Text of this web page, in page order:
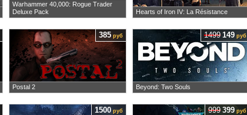
Warhammer 40,000: Rogue Trader
Deluxe Pack
Hearts of Iron IV: La Résistance
Postal 2
385 руб
Beyond: Two Souls
1499 149 руб
1500 руб 999 399 руб